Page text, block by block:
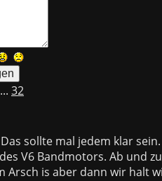
... 32
sollte mal jedem klar
V6 Bandmotors. Ab und
Arsch is aber dann wir halt